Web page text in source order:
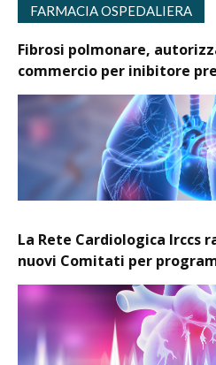
FARMACIA OSPEDALIERA
Fibrosi polmonare,
commercio per inibitore
La Rete Cardiologica Irccs
nuovi Comitati per